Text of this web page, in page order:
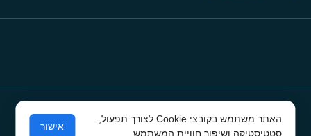
© כל הזכויות שמורות לסיבים תשתיות תקשורת
האתר משתמש בקובצי Cookie לצורך תפעול,
סטטיסטיקה ושיפור חוויית המשתמש.
אישור